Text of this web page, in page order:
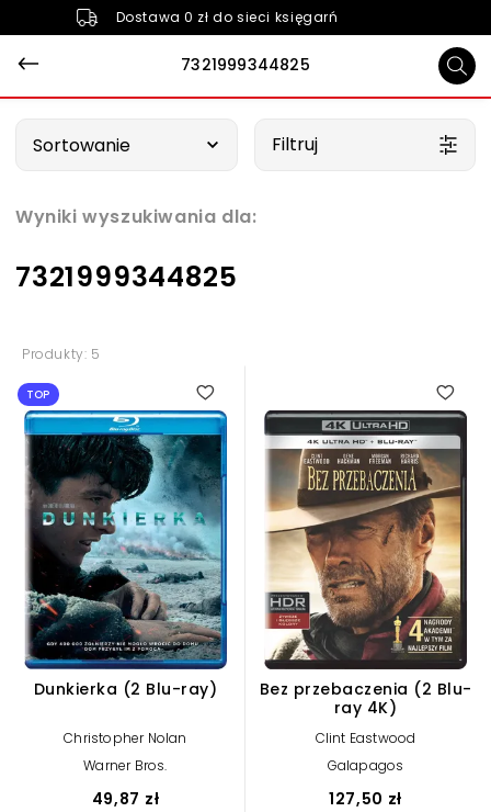
Dostawa 0 zł do sieci księgarń
7321999344825
Wyniki wyszukiwania dla:
7321999344825
Sortowanie Filtruj
Produkty: 5
TOP
Dunkierka (2 Blu-ray)
Christopher Nolan
Warner Bros.
49,87 zł
Bez przebaczenia (2 Blu-
ray 4K)
Clint Eastwood
Galapagos
127,50 zł